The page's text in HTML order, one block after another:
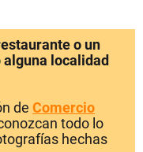
o un
localidad
de Comercio
todo lo
hechas